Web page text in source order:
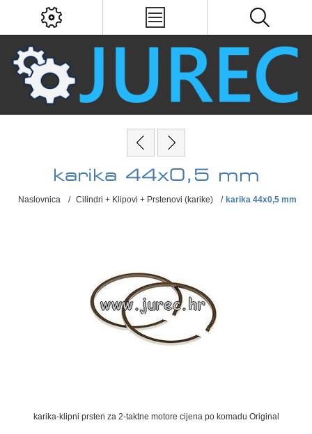
karika 44x0,5 mm
Naslovnica / Cilindri + Klipovi + Prstenovi (karike) / karika 44x0,5 mm
karika-klipni prsten za 2-taktne motore cijena po komadu Original